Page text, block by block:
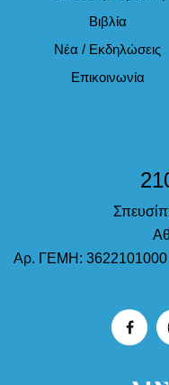
Βιβλία
Νέα / Εκδηλώσεις
Επικοινωνία
Αρ. ΓΕΜΗ: 3622101000